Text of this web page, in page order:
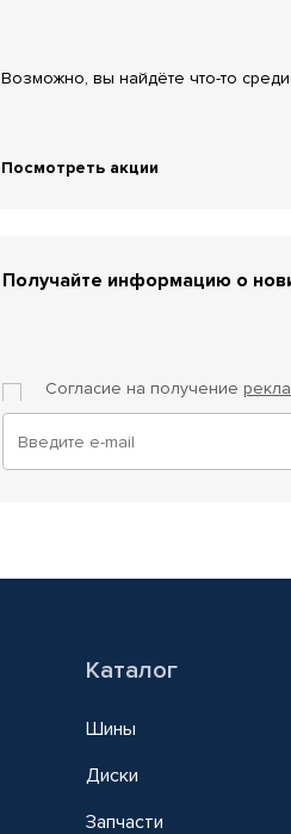
Возможно, вы найдёте что-то
Посмотреть акции
Получайте информацию о
Согласие на получение
Каталог
Шины
Диски
Запчасти